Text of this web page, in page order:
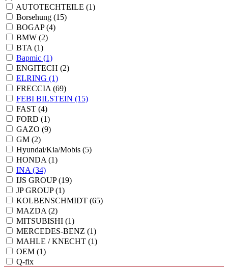
AUTOTECHTEILE (1)
Borsehung (15)
BOGAP(4)
BMW (2)
BTA (1)
Bapmic (1)
ENGITECH (2)
ELRING (1)
FRECCIA (69)
FEBI BILSTEIN (15)
FAST (4)
FORD (1)
GAZO (9)
GM (2)
Hyundai/Kia/Mobis (5)
HONDA (1)
INA (34)
IJS GROUP(19)
JP GROUP(1)
KOLBENSCHMIDT (65)
MAZDA (2)
MITSUBISHI (1)
MERCEDES-BENZ (1)
MAHLE / KNECHT (1)
OEM (1)
Q-fix